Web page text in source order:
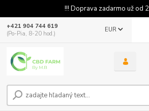
!!! Doprava zadarmo už od
EUR
+421 904 744 619
(Po-Pia, 8-20 hod.)